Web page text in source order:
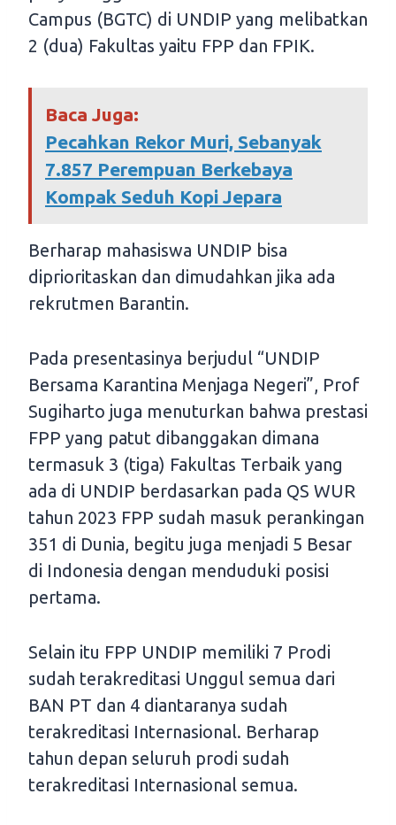
Campus (BGTC) di UNDIP yang melibatkan
2 (dua) Fakultas yaitu FPP dan FPIK.
Baca Juga:
Pecahkan Rekor Muri, Sebanyak
7.857 Perempuan Berkebaya
Kompak Seduh Kopi Jepara
Berharap mahasiswa UNDIP bisa
diprioritaskan dan dimudahkan jika ada
rekrutmen Barantin.
Pada presentasinya berjudul “UNDIP
Bersama Karantina Menjaga Negeri”, Prof
Sugiharto juga menuturkan bahwa prestasi
FPP yang patut dibanggakan dimana
termasuk 3 (tiga) Fakultas Terbaik yang
ada di UNDIP berdasarkan pada QS WUR
tahun 2023 FPP sudah masuk perankingan
351 di Dunia, begitu juga menjadi 5 Besar
di Indonesia dengan menduduki posisi
pertama.
Selain itu FPP UNDIP memiliki 7 Prodi
sudah terakreditasi Unggul semua dari
BAN PT dan 4 diantaranya sudah
terakreditasi Internasional. Berharap
tahun depan seluruh prodi sudah
terakreditasi Internasional semua.